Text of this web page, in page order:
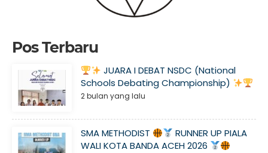
Pos Terbaru
JUARA I DEBAT NSDC (National
Schools Debating Championship)
2 bulan yang lalu
SMA METHODIST
RUNNER UP PIALA
WALI KOTA BANDA ACEH 2026